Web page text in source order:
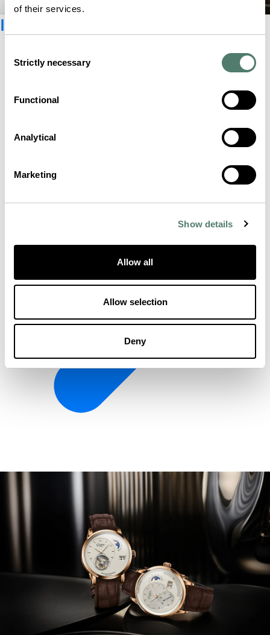
of their services.
Selection
Strictly necessary
Functional
Analytical
Marketing
Show details
Allow all
Allow selection
Deny
Inscrivez-vous à la Newsletter